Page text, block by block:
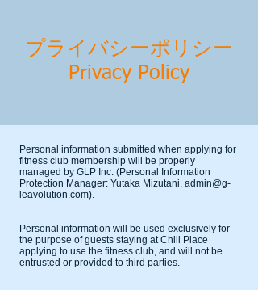
プライバシーポリシー
​Privacy Policy
Personal information submitted when applying for
fitness club membership will be properly
managed by GLP Inc. (Personal Information
Protection Manager: Yutaka Mizutani, admin@g-
leavolution.com).
Personal information will be used exclusively for
the purpose of guests staying at Chill Place
applying to use the fitness club, and will not be
entrusted or provided to third parties.